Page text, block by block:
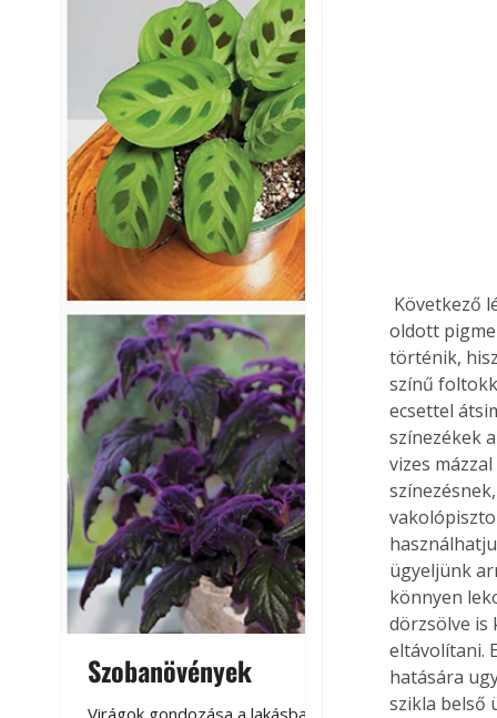
Szobanövények
Virágoskert:
teraszon,
oldott
történik,
színű
ecsettel
színezékek
vizes
ügyeljünk
könnyen
dörzsölve is
eltávolítani.
hatására
szikla belső